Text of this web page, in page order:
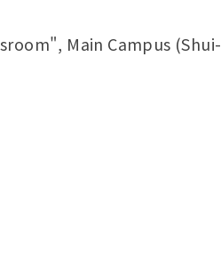
Main Campus (Shui-